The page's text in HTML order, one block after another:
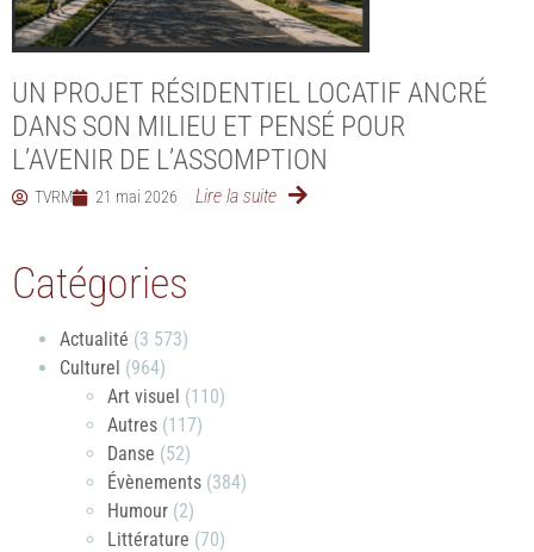
UN PROJET RÉSIDENTIEL LOCATIF ANCRÉ
DANS SON MILIEU ET PENSÉ POUR
L’AVENIR DE L’ASSOMPTION
TVRM 21 mai 2026 Lire la suite
Catégories
Actualité (3 573)
Culturel (964)
Art visuel (110)
Autres (117)
Danse (52)
Évènements (384)
Humour (2)
Littérature (70)